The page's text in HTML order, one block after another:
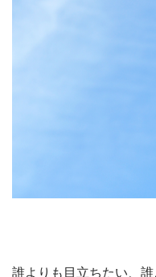
誰よりも目立ちたい、